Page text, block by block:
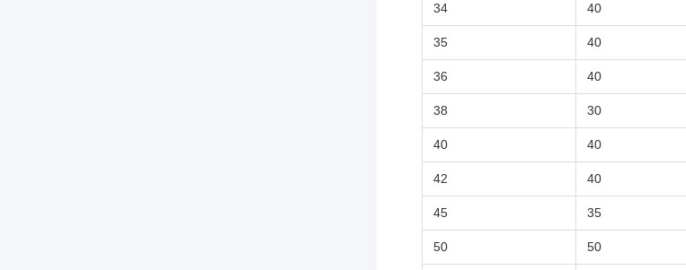
34 40
35 40
36 40
38 30
40 40
42 40
45 35
50 50